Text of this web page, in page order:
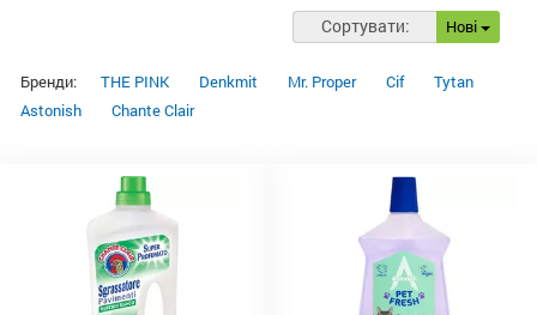
Сортувати: Нові
Бренди: THE PINK Denkmit Mr. Proper Cif
Tytan
Astonish
Chante Clair